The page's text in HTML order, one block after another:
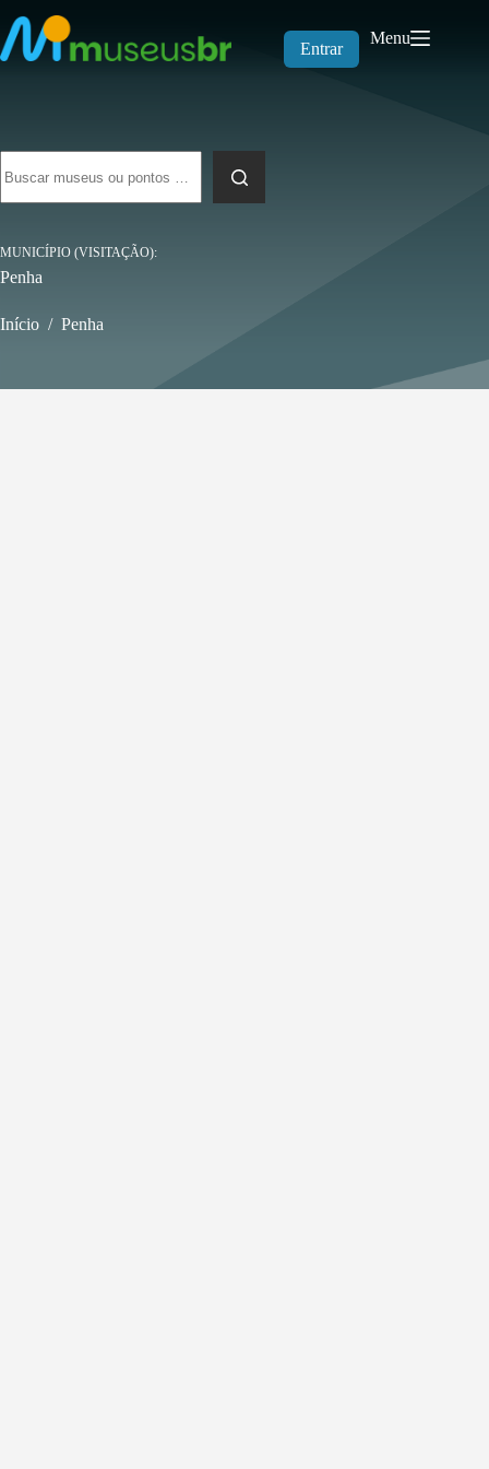
para
o
conteúdo
Entrar
Menu
resultados
MUNICÍPIO (VISITAÇÃO)
Penha
Início / Penha